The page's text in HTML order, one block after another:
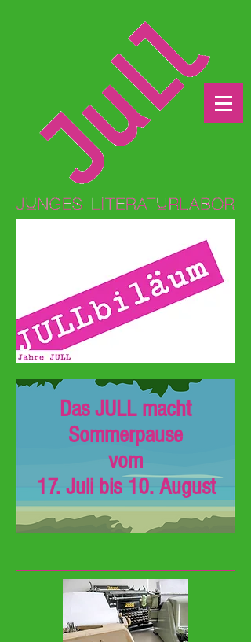
Das JULL macht
Sommerpause
vom
17. Juli bis 10. August